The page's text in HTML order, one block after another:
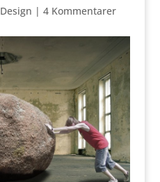
Design | 4 Kommentarer